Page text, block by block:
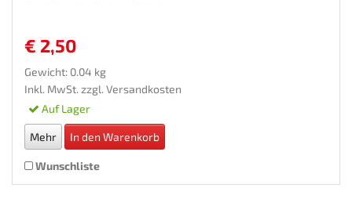
€ 2,50
Gewicht: 0.04 kg
Inkl. MwSt. zzgl. Versandkosten
Auf Lager
Mehr In den Warenkorb
Wunschliste